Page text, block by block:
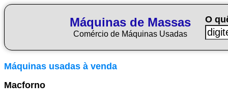
Máquinas de Massas
Comércio de Máquinas Usadas
O
Máquinas usadas à venda
Macforno